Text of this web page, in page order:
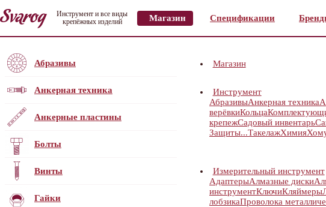
Инструмент и все виды
крепёжных изделий
Магазин Спецификации
Абразивы
Анкерная техника
Анкерные пластины
Болты
Винты
Гайки
Магазин
Инструмент
АбразивыАнкерная техника
верёвкиКольца
крепежСадовый инвентарь
Защиты...ТакелажХимия
Измерительный инструмент
АдаптерыАлмазные диски
инструментКлючиКляймеры
лобзикаПроволока